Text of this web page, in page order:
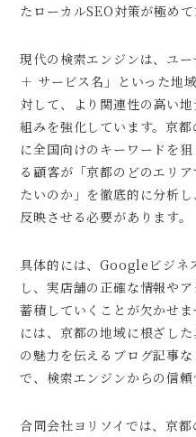
たローカルSEO対策が極めて
現代の検索エンジンは、ユ
＋ サービス名」といった地
対して、より関連性の高い
組みを強化しています。京
に全国向けのキーワードを
る顧客が「京都のどのエリ
たいのか」を徹底的に分析
反映させる必要があります。
具体的には、Googleビジネ
し、実店舗の正確な情報や
蓄積していくことが欠かせ
には、京都の地域に根ざし
の魅力を伝えるブログ記事
で、検索エンジンからの信頼
合同会社ヨリソイでは、京